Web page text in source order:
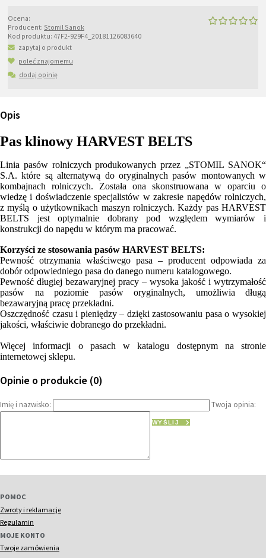
Ocena:
Producent: Stomil Sanok
Kod produktu: 47F2-929F4_20181126083640
zapytaj o produkt
poleć znajomemu
dodaj opinię
Opis
Pas klinowy HARVEST BELTS
Linia pasów rolniczych produkowanych przez „STOMIL SANOK“
S.A. które są alternatywą do oryginalnych pasów montowanych w
kombajnach rolniczych. Została ona skonstruowana w oparciu o
wiedzę i doświadczenie specjalistów w zakresie napędów rolniczych,
z myślą o użytkownikach maszyn rolniczych. Każdy pas HARVEST
BELTS jest optymalnie dobrany pod względem wymiarów i
konstrukcji do napędu w którym ma pracować.
Korzyści ze stosowania pasów HARVEST BELTS:
Pewność otrzymania właściwego pasa – producent odpowiada za
dobór odpowiedniego pasa do danego numeru katalogowego.
Pewność długiej bezawaryjnej pracy – wysoka jakość i wytrzymałość
pasów na poziomie pasów oryginalnych, umożliwia długą
bezawaryjną pracę przekładni.
Oszczędność czasu i pieniędzy – dzięki zastosowaniu pasa o wysokiej
jakości, właściwie dobranego do przekładni.
Więcej informacji o pasach w katalogu dostępnym na stronie
internetowej sklepu.
Opinie o produkcie (0)
Imię i nazwisko: Twoja opinia:
WYŚLIJ
POMOC
Zwroty i reklamacje
Regulamin
MOJE KONTO
Twoje zamówienia